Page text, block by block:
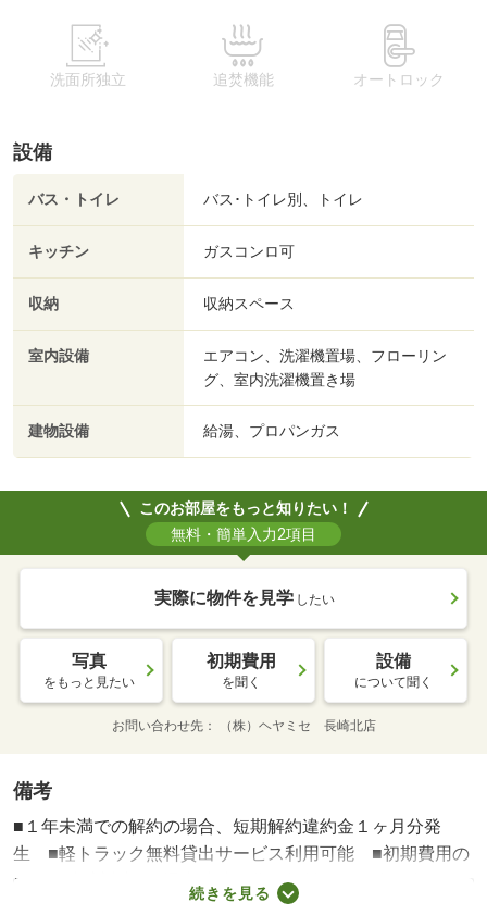
洗面所独立 追焚機能 オートロック
設備
バス・トイレ バス･トイレ別、トイレ
キッチン ガスコンロ可
収納 収納スペース
室内設備
エアコン、洗濯機置場、フローリン
グ、室内洗濯機置き場
建物設備 給湯、プロパンガス
このお部屋をもっと知りたい！
無料・簡単入力2項目
実際に物件を見学 したい
写真
をもっと見たい
初期費用
を聞く
設備
について聞く
お問い合わせ先 （株）ヘヤミセ 長崎北店
備考
■１年未満での解約の場合、短期解約違約金１ヶ月分発
生 ■軽トラック無料貸出サービス利用可能 ■初期費用の
カード決済対応 ■退去時清掃費、賃料１ヶ月分（税別）
駐車場確保可能な１ＤＫ物件♪和室から洋室へリフォーム済
続きを見る